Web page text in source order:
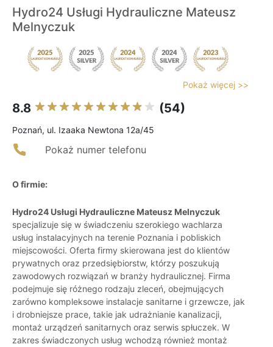
Hydro24 Usługi Hydrauliczne Mateusz
Melnyczuk
Pokaż więcej >>
8.8 (54)
Poznań, ul. Izaaka Newtona 12a/45
Pokaż numer telefonu
O firmie:
Hydro24 Usługi Hydrauliczne Mateusz Melnyczuk
specjalizuje się w świadczeniu szerokiego wachlarza
usług instalacyjnych na terenie Poznania i pobliskich
miejscowości. Oferta firmy skierowana jest do klientów
prywatnych oraz przedsiębiorstw, którzy poszukują
zawodowych rozwiązań w branży hydraulicznej. Firma
podejmuje się różnego rodzaju zleceń, obejmujących
zarówno kompleksowe instalacje sanitarne i grzewcze, jak
i drobniejsze prace, takie jak udrażnianie kanalizacji,
montaż urządzeń sanitarnych oraz serwis spłuczek. W
zakres świadczonych usług wchodzą również montaż